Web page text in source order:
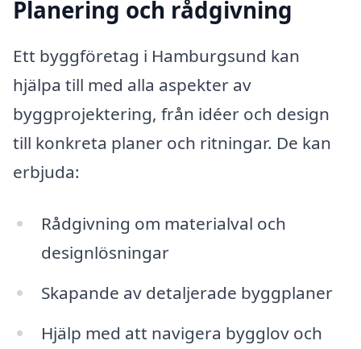
Planering och rådgivning
Ett byggföretag i Hamburgsund kan
hjälpa till med alla aspekter av
byggprojektering, från idéer och design
till konkreta planer och ritningar. De kan
erbjuda:
Rådgivning om materialval och
designlösningar
Skapande av detaljerade byggplaner
Hjälp med att navigera bygglov och